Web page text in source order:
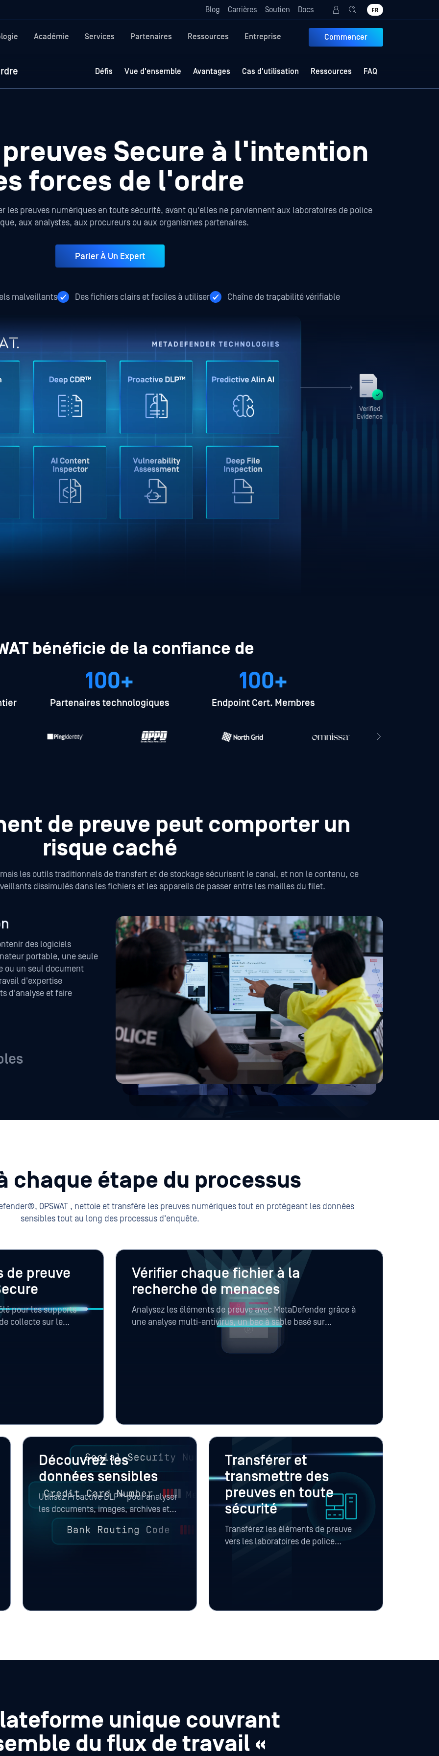
Blog Carrières Soutien Docs FR
Académie Services Partenaires Ressources Entreprise Commencer
Défis Vue d'ensemble Avantages Cas d'utilisation Ressources FAQ
Secure à l'intention
forces de l'ordre
les preuves numériques en toute sécurité, avant qu'elles ne parviennent aux laboratoires de police
aux analystes, aux procureurs ou aux organismes partenaires.
Parler À Un Expert
malveillants Des fichiers clairs et faciles à utiliser Chaîne de traçabilité vérifiable
bénéficie de la confiance de
100+
Partenaires technologiques
100+
Endpoint Cert. Membres
de preuve peut comporter un
risque caché
les outils traditionnels de transfert et de stockage sécurisent le canal, et non le contenu, ce
dissimulés dans les fichiers et les appareils de passer entre les mailles du filet.
des logiciels
portable, une seule
ou un seul document
d'expertise
d'analyse et faire
chaque étape du processus
OPSWAT , nettoie et transfère les preuves numériques tout en protégeant les données
sensibles tout au long des processus d'enquête.
de preuve
pour les supports
collecte sur le
Vérifier chaque fichier à la
recherche de menaces
Analysez les éléments de preuve avec MetaDefender grâce à
une analyse multi-antivirus, un bac à sable basé sur
alimentée par l'IA, file-based vulnerability assessment, une
Découvrez les
données sensibles
Utilisez Proactive DLP™ pour analyser
les documents, images, archives et
vidéos à la recherche de numéros de
carte bancaire, de numéros d'identité
nationaux, de données personnelles
Transférer et
transmettre des
preuves en toute
sécurité
Transférez les éléments de preuve
vers les laboratoires de police
unique couvrant
du flux de travail «